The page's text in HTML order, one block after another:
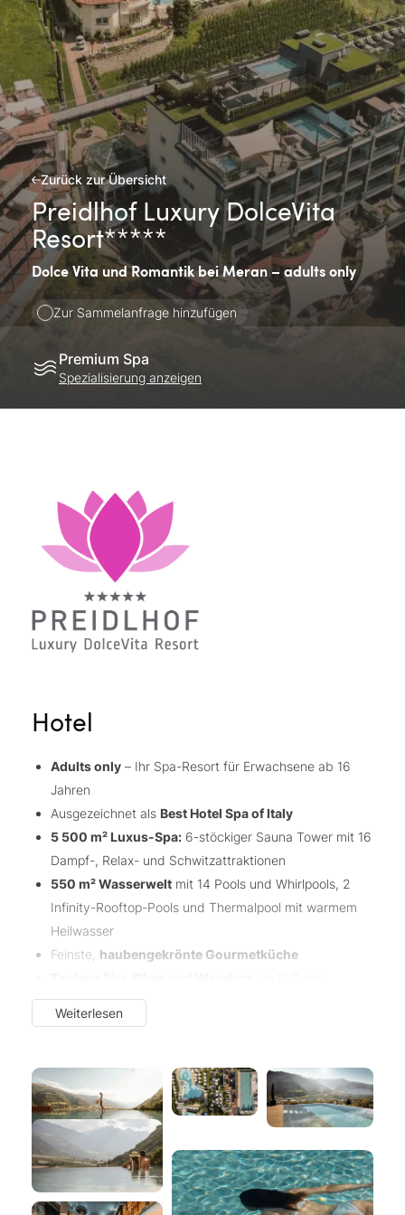
Zurück zur Übersicht
Preidlhof Luxury DolceVita
Resort*****
Dolce Vita und Romantik bei Meran – adults only
Zur Sammelanfrage hinzufügen
Premium Spa
Spezialisierung anzeigen
Hotel
Adults only – Ihr Spa-Resort für Erwachsene ab 16
Jahren
Ausgezeichnet als Best Hotel Spa of Italy
5 500 m² Luxus-Spa: 6-stöckiger Sauna Tower mit 16
Dampf-, Relax- und Schwitzattraktionen
550 m² Wasserwelt mit 14 Pools und Whirlpools, 2
Infinity-Rooftop-Pools und Thermalpool mit warmem
Heilwasser
Feinste, haubengekrönte Gourmetküche
Naturparks Texelgruppe
Spezialist für Ihren romantischen Anlass:
Professionelles
Med Spamit Health-Check-ups und
Wellness & Health Retreats
Premiumlage für ein Premium Resort – adults only
Ausgezeichnet alsbestes 5-Sterne-Hotel in
Italien,vereint der Preidlhof mediterrane Lebensart,
Weiterlesen